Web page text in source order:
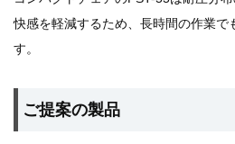
快感を軽減するため、長時間の作業で
す。
ご提案の製品